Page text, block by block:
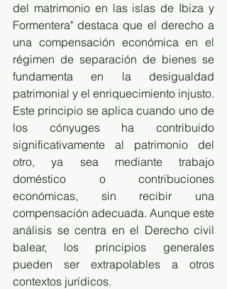
del matrimonio en las islas de Ibiza y
Formentera" destaca que el derecho a
una compensación económica en el
régimen de separación de bienes se
fundamenta en la desigualdad
patrimonial y el enriquecimiento injusto.
Este principio se aplica cuando uno de
los cónyuges ha contribuido
significativamente al patrimonio del
otro, ya sea mediante trabajo
doméstico o contribuciones
económicas, sin recibir una
compensación adecuada. Aunque este
análisis se centra en el Derecho civil
balear, los principios generales
pueden ser extrapolables a otros
contextos jurídicos.